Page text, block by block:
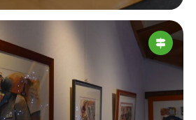
Home
Our top picks
Neighborhoods